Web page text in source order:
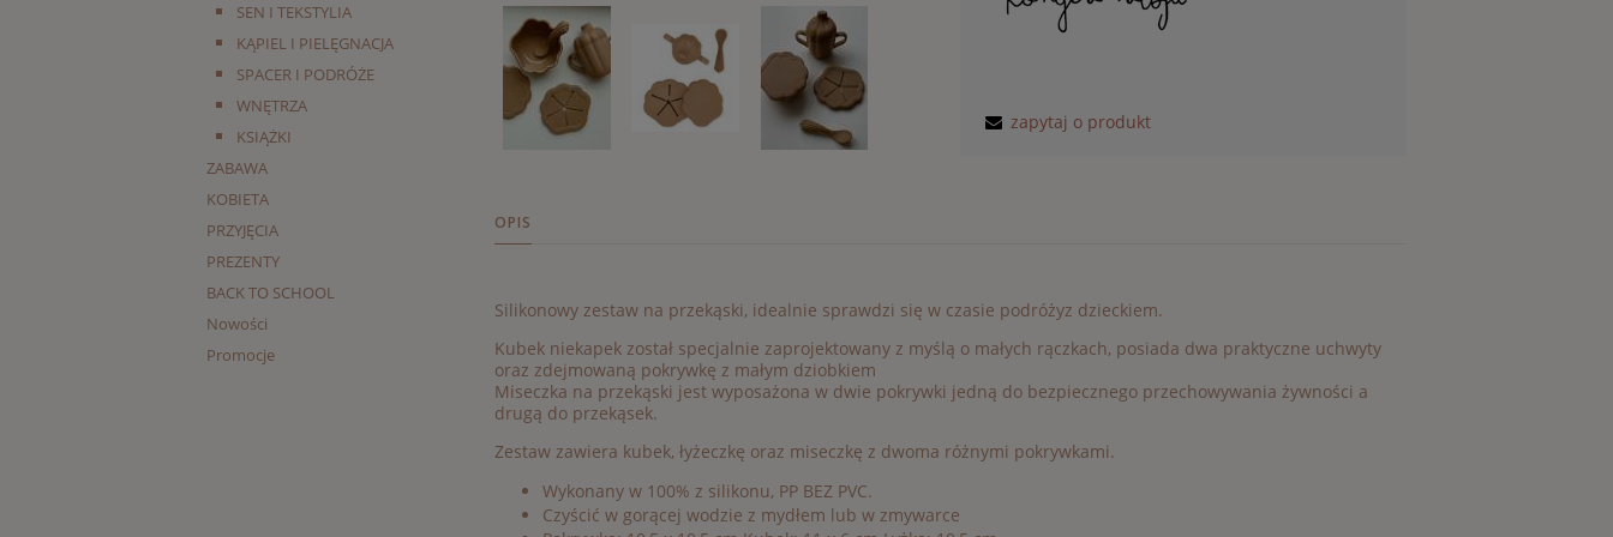
SEN I TEKSTYLIA
KĄPIEL I PIELĘGNACJA
SPACER I PODRÓŻE
WNĘTRZA
KSIĄŻKI
ZABAWA
KOBIETA
PRZYJĘCIA
PREZENTY
BACK TO SCHOOL
Nowości
Promocje
zapytaj o produkt
OPIS
Silikonowy zestaw na przekąski, idealnie sprawdzi się w czasie podróżyz dzieckiem.
Kubek niekapek został specjalnie zaprojektowany z myślą o małych rączkach, posiada dwa praktyczne uchwyty
oraz zdejmowaną pokrywkę z małym dziobkiem
Miseczka na przekąski jest wyposażona w dwie pokrywki jedną do bezpiecznego przechowywania żywności a
drugą do przekąsek.
Zestaw zawiera kubek, łyżeczkę oraz miseczkę z dwoma różnymi pokrywkami.
Wykonany w 100% z silikonu, PP BEZ PVC.
Czyścić w gorącej wodzie z mydłem lub w zmywarce